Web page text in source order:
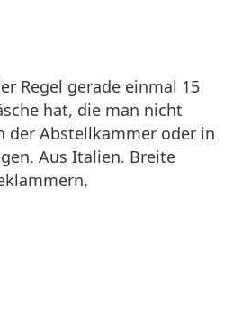
Regel gerade einmal 15
hat, die man nicht
der Abstellkammer oder in
Aus Italien. Breite